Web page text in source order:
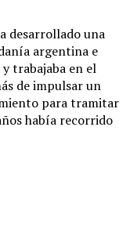
desarrollado una
argentina e
trabajaba en el
de impulsar un
para tramitar
había recorrido